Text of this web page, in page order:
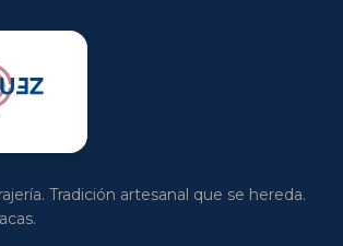
Tradición artesanal que se hereda.